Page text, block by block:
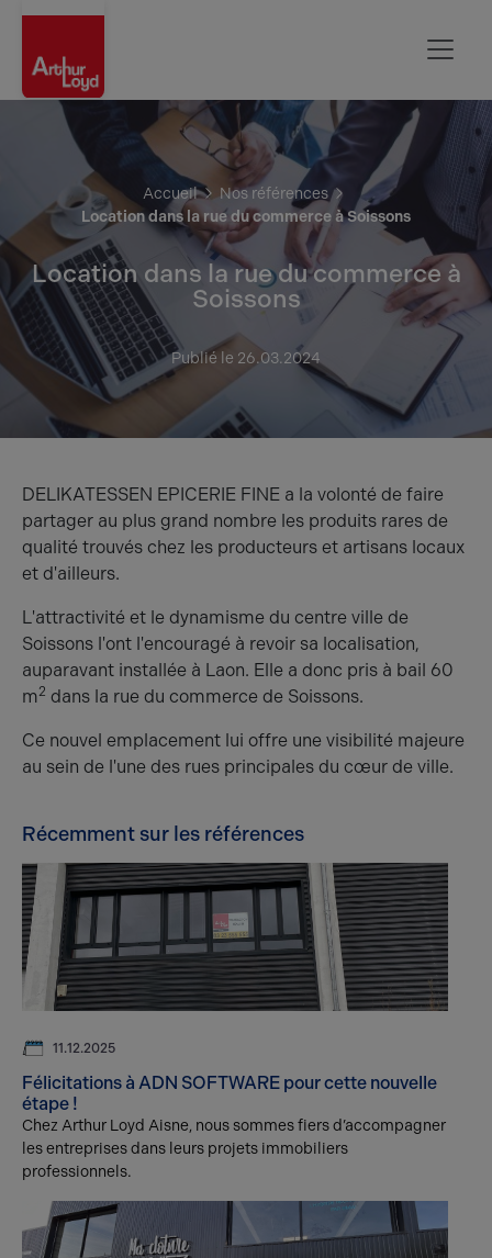
Aisne
Accueil
Nos références
Location dans la rue du commerce à Soissons
Location dans la rue du commerce à
Soissons
Publié le 26.03.2024
DELIKATESSEN EPICERIE FINE a la volonté de faire
partager au plus grand nombre les produits rares de
qualité trouvés chez les producteurs et artisans locaux
et d'ailleurs.
L'attractivité et le dynamisme du centre ville de
Soissons l'ont l'encouragé à revoir sa localisation,
auparavant installée à Laon. Elle a donc pris à bail 60
m2 dans la rue du commerce de Soissons.
Ce nouvel emplacement lui offre une visibilité majeure
au sein de l'une des rues principales du cœur de ville.
Récemment sur les références
11.12.2025
Félicitations à ADN SOFTWARE pour cette nouvelle
étape !
Chez Arthur Loyd Aisne, nous sommes fiers d’accompagner
les entreprises dans leurs projets immobiliers
professionnels.